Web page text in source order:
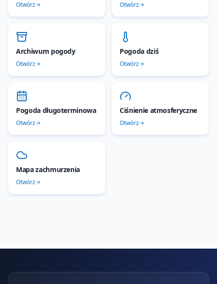
Otwórz Otwórz
Archiwum pogody
Otwórz
Pogoda dziś
Otwórz
Pogoda długoterminowa
Otwórz
Ciśnienie atmosferyczne
Otwórz
Mapa zachmurzenia
Otwórz